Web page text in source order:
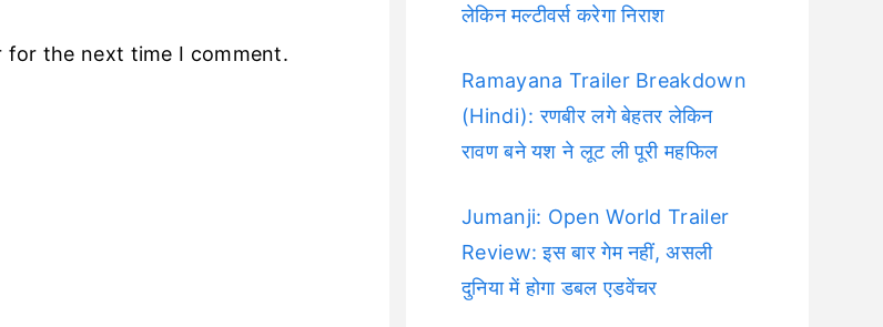
for the next time I comment.
लेकिन मल्टीवर्स करेगा निराश
Ramayana Trailer Breakdown
(Hindi): रणबीर लगे बेहतर लेकिन
रावण बने यश ने लूट ली पूरी महफिल
Jumanji: Open World Trailer
Review: इस बार गेम नहीं, असली
दुनिया में होगा डबल एडवेंचर